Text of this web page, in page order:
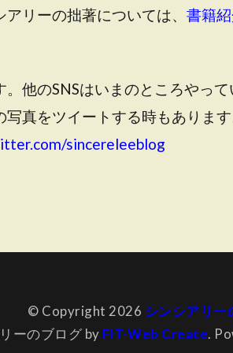
リーの拙著については、 書籍
他のSNSはいまのところやって
真をツイートする時もありま
sincereleeblog
© Copyright 2026 シンシアリー
ーのブログ by FIT-Web Create.